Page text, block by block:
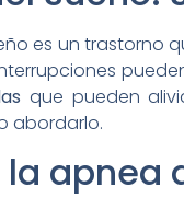
es un trastorno
que pueden
abordarlo.
la apnea